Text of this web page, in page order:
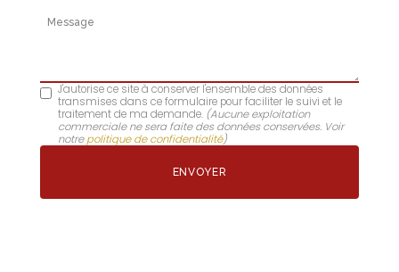
Message
J'autorise ce site à conserver l'ensemble des données
transmises dans ce formulaire pour faciliter le suivi et le
traitement de ma demande. (Aucune exploitation
commerciale ne sera faite des données conservées. Voir
notrepolitique de confidentialité)